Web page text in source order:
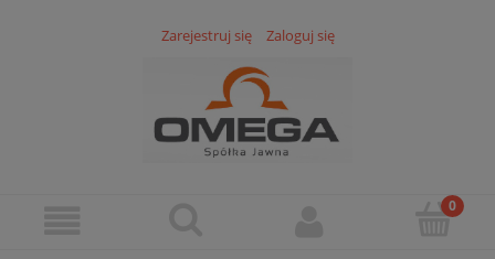
Zarejestruj się Zaloguj się